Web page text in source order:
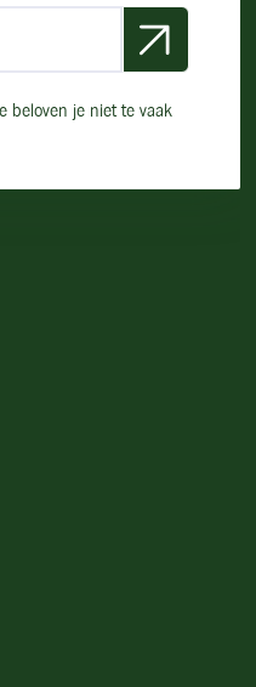
beloven je niet te vaak